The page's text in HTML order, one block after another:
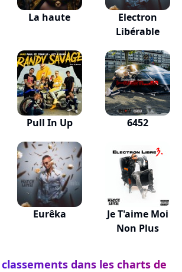
La haute
Electron
Libérable
Pull In Up 6452
Eurêka
Je T'aime Moi
Non Plus
dans les charts de